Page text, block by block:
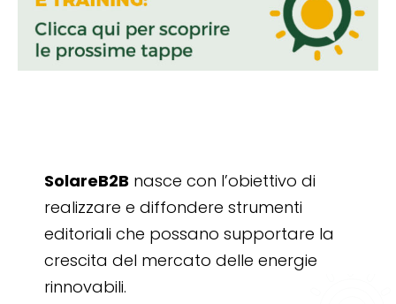
SolareB2B nasce con l’obiettivo di
realizzare e diffondere strumenti
editoriali che possano supportare la
crescita del mercato delle energie
rinnovabili.